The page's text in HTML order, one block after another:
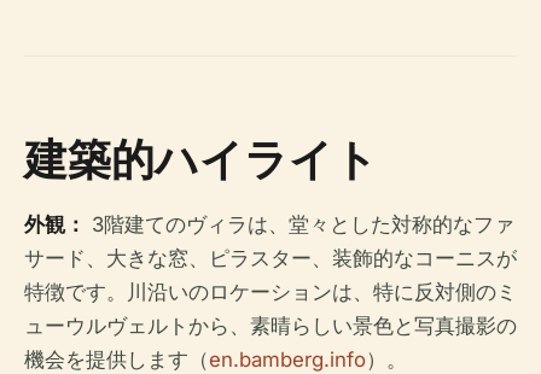
建築的ハイライト
外観： 3階建てのヴィラは、堂々とした対称的なファ
サード、大きな窓、ピラスター、装飾的なコーニスが
特徴です。川沿いのロケーションは、特に反対側のミ
ューウルヴェルトから、素晴らしい景色と写真撮影の
機会を提供します（en.bamberg.info）。